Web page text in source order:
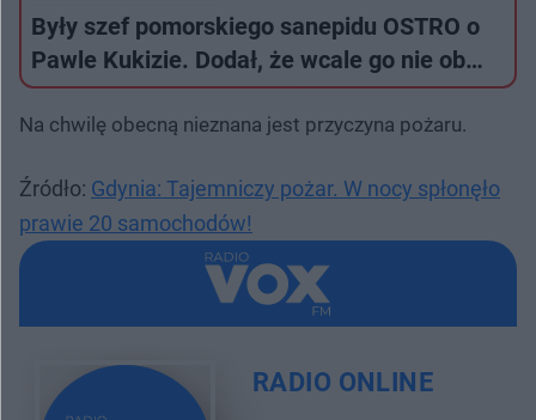
Były szef pomorskiego sanepidu OSTRO o
Pawle Kukizie. Dodał, że wcale go nie ob…
Na chwilę obecną nieznana jest przyczyna pożaru.
Źródło: Gdynia: Tajemniczy pożar. W nocy spłonęło
prawie 20 samochodów!
RADIO ONLINE